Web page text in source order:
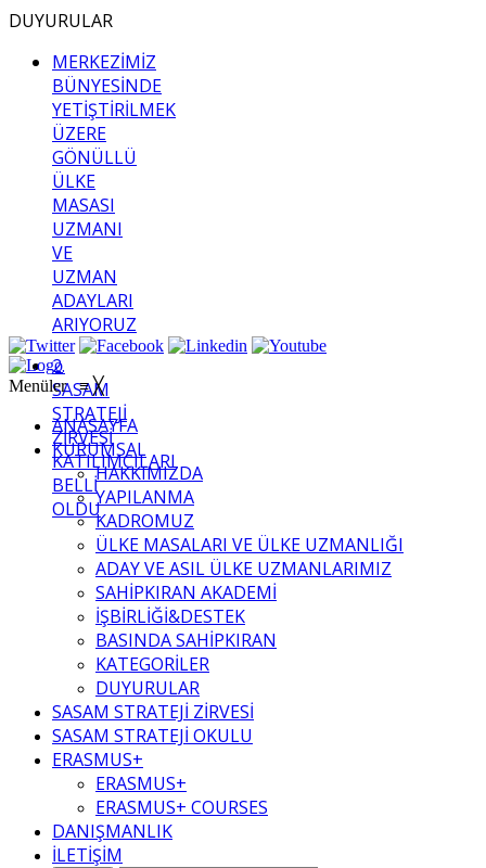
DUYURULAR
MERKEZİMİZ
BÜNYESİNDE
YETİŞTİRİLMEK
ÜZERE
GÖNÜLLÜ
ÜLKE
MASASI
UZMANI
VE
UZMAN
ADAYLARI
ARIYORUZ
2.
SASAM
STRATEJİ
ZİRVESİ
KATILIMCILARI
BELLİ
OLDU
Menüler≡ ╳
ANASAYFA
KURUMSAL
HAKKIMIZDA
YAPILANMA
KADROMUZ
ÜLKE MASALARI VE ÜLKE UZMANLIĞI
ADAY VE ASIL ÜLKE UZMANLARIMIZ
SAHİPKIRAN AKADEMİ
İŞBİRLİĞİ&DESTEK
BASINDA SAHİPKIRAN
KATEGORİLER
DUYURULAR
SASAM STRATEJİ ZİRVESİ
SASAM STRATEJİ OKULU
ERASMUS+
ERASMUS+
ERASMUS+ COURSES
DANIŞMANLIK
İLETİŞİM